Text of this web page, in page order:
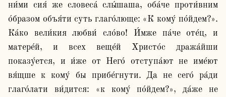
ни́ми сия́ же словеса́ слы́шаша, оба́че проти́вним
о́бразом объя́ти суть глаго́люще: «К кому́ по́йдем?».
Ка́ко вели́кия любви́ сло́во! И́мже па́че оте́ц, и
матере́й, и всех веще́й Христо́с дража́йши
показу́ется, и и́же от Него́ отступа́ют не име́ют
вя́щше к кому́ бы прибе́гнути. Да не сего́ ра́ди
глаго́лати ви́дится: «к кому́ по́йдем?», да́же не